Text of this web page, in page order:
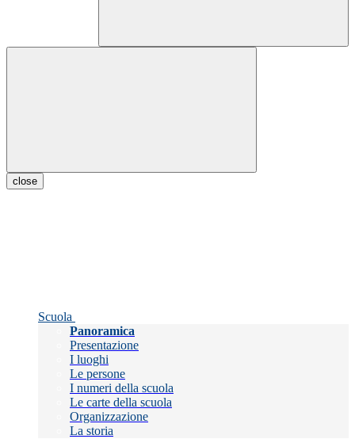
close
Scuola
Panoramica
Presentazione
I luoghi
Le persone
I numeri della scuola
Le carte della scuola
Organizzazione
La storia